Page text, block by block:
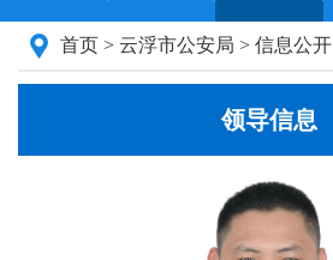
首页 > 云浮市公安局 > 信息公开
领导信息